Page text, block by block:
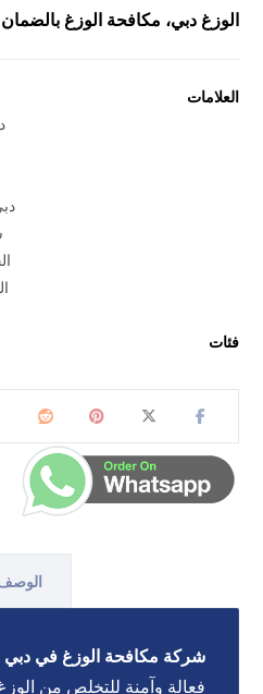
الوزغ دبي، مكافحة الوزغ
العلامات
فئات
شركة مكافحة الوزغ في دبي
فعالة وآمنة للتخلص من